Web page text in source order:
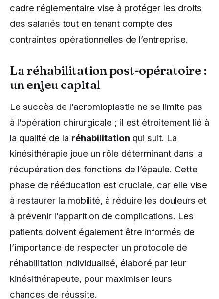
cadre réglementaire vise à protéger les droits
des salariés tout en tenant compte des
contraintes opérationnelles de l’entreprise.
La réhabilitation post-opératoire :
un enjeu capital
Le succès de l’acromioplastie ne se limite pas
à l’opération chirurgicale ; il est étroitement lié à
la qualité de la réhabilitation qui suit. La
kinésithérapie joue un rôle déterminant dans la
récupération des fonctions de l’épaule. Cette
phase de rééducation est cruciale, car elle vise
à restaurer la mobilité, à réduire les douleurs et
à prévenir l’apparition de complications. Les
patients doivent également être informés de
l’importance de respecter un protocole de
réhabilitation individualisé, élaboré par leur
kinésithérapeute, pour maximiser leurs
chances de réussite.